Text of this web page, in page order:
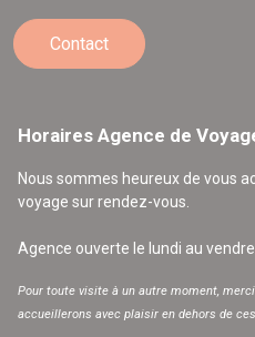
Contact
Horaires Agence de
Nous sommes heureux de vous
voyage sur rendez-vous.
Agence ouverte le lundi au
Pour toute visite à un autre moment,
accueillerons avec plaisir en dehors de